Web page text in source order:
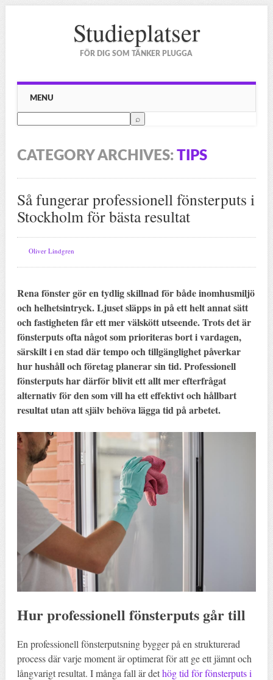
Studieplatser
FÖR DIG SOM TÄNKER PLUGGA
Main menu
Skip to content
MENU
CATEGORY ARCHIVES: TIPS
Så fungerar professionell fönsterputs i
Stockholm för bästa resultat
Oliver Lindgren
Rena fönster gör en tydlig skillnad för både inomhusmiljö
och helhetsintryck. Ljuset släpps in på ett helt annat sätt
och fastigheten får ett mer välskött utseende. Trots det är
fönsterputs ofta något som prioriteras bort i vardagen,
särskilt i en stad där tempo och tillgänglighet påverkar
hur hushåll och företag planerar sin tid. Professionell
fönsterputs har därför blivit ett allt mer efterfrågat
alternativ för den som vill ha ett effektivt och hållbart
resultat utan att själv behöva lägga tid på arbetet.
Hur professionell fönsterputs går till
En professionell fönsterputsning bygger på en strukturerad
process där varje moment är optimerat för att ge ett jämnt och
långvarigt resultat. I många fall är dethög tid för fönsterputs i